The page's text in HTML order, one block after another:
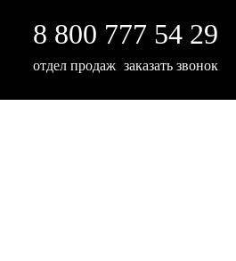
8 800 777 54 29
отдел продаж заказать звонок